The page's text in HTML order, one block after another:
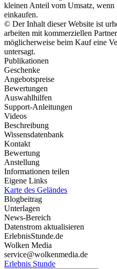
kleinen Anteil vom Umsatz, wenn
einkaufen.
© Der Inhalt dieser Website ist
arbeiten mit kommerziellen
möglicherweise beim Kauf eine
untersagt.
Publikationen
Geschenke
Angebotspreise
Bewertungen
Auswahlhilfen
Support-Anleitungen
Videos
Beschreibung
Wissensdatenbank
Kontakt
Bewertung
Anstellung
Informationen teilen
Eigene Links
Karte des Geländes
Blogbeitrag
Unterlagen
News-Bereich
Datenstrom aktualisieren
ErlebnisStunde.de
Wolken Media
service@wolkenmedia.de
Erlebnis Stunde